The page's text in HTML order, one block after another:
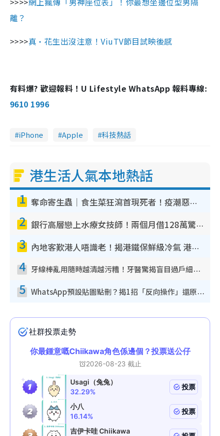
離？
>>>>真·花生出沒注意！ViuTV節目試映後感
有料爆? 歡迎報料！U Lifestyle WhatsApp 報料專線:
9610 1996
iPhone Apple 科技熱話
港生活人氣本地熱話
1 奪命寄生蟲｜食生菜狂瀉首現死者！疫潮惡化錄1.8萬宗病例 揭洗菜3大謬誤
2 銀行高層戀上水療女技師！兩個月借128萬驚覺「沉船」沉落火海 揭背後疑似邪教操控賣淫
3 內地客歎港人唔識老！揭港鐵保鮮級冷氣 港人求放過：咪投訴
4 牙線棒亂用隨時越清越污糟！牙醫驚揭盲目過戶細菌恐致蛀牙：呢種先係日常真保養
5 WhatsApp預設貼圖點刪？揭1招「反向操作」還原簡潔介面 附3步實測教學